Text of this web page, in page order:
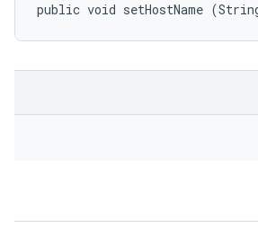
public void setHostName